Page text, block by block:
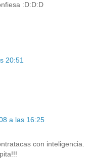
:D:D:D
20:51
a las 16:25
con inteligencia.